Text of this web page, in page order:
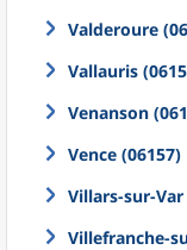
Valderoure
Vallauris
Venanson
Vence (06157)
Villars-sur-Var
Villefranche-